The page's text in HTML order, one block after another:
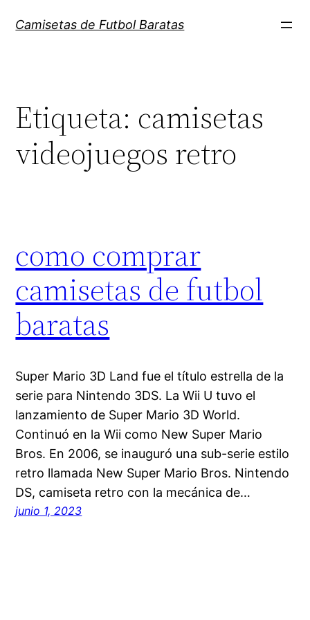
Camisetas de Futbol Baratas
Etiqueta: camisetas
videojuegos retro
como comprar
camisetas de futbol
baratas
Super Mario 3D Land fue el título estrella de la
serie para Nintendo 3DS. La Wii U tuvo el
lanzamiento de Super Mario 3D World.
Continuó en la Wii como New Super Mario
Bros. En 2006, se inauguró una sub-serie estilo
retro llamada New Super Mario Bros. Nintendo
DS, camiseta retro con la mecánica de…
junio 1, 2023